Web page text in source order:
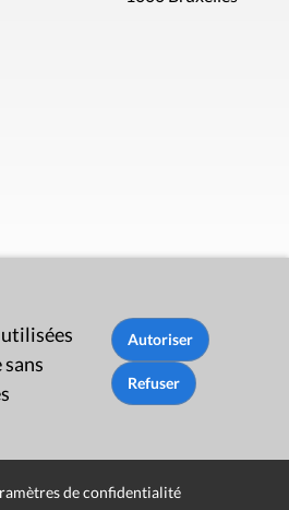
de confidentialité